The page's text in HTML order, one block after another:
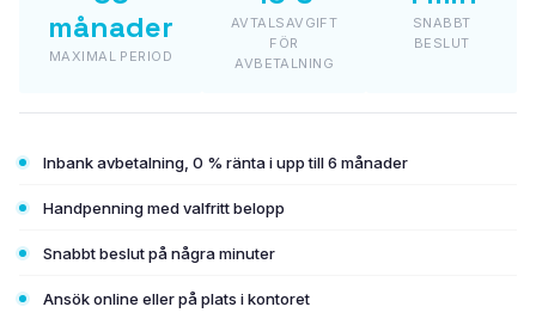
PLASTO PS
Solskyddsglas
Säkerhetsglas
Ljudisolerande glas
månader
MAXIMAL PERIOD
AVTALSAVGIFT
FÖR
AVBETALNING
SNABBT
BESLUT
Inbank avbetalning, 0 % ränta i upp till 6 månader
Handpenning med valfritt belopp
Snabbt beslut på några minuter
Ansök online eller på plats i kontoret